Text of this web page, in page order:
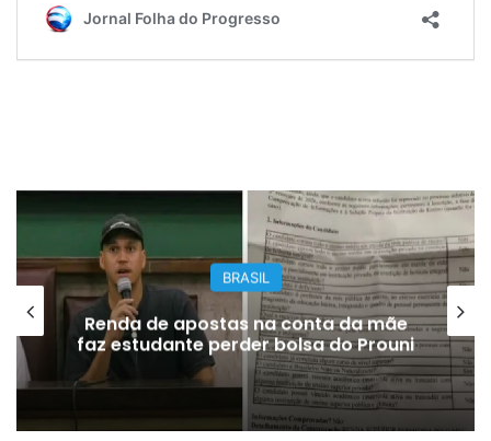
BRASIL
Renda de apostas na conta da mãe
faz estudante perder bolsa do Prouni